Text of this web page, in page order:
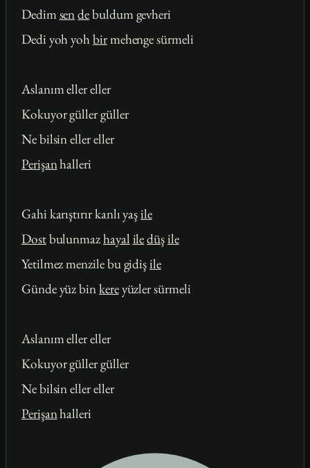
Dedimsendebuldum gevheri
Dedi yoh yohbirmehenge sürmeli
Aslanım eller eller
Kokuyor güller güller
Ne bilsin eller eller
Perişanhalleri
Gahi karıştırır kanlı yaşile
Dostbulunmazhayal iledüşile
Yetilmez menzile bu gidişile
Günde yüz binkereyüzler sürmeli
Aslanım eller eller
Kokuyor güller güller
Ne bilsin eller eller
Perişanhalleri